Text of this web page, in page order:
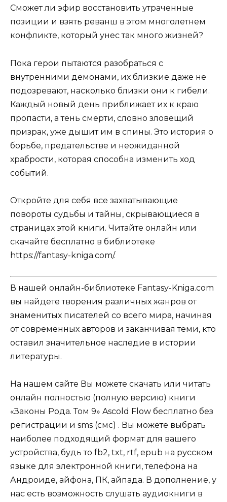
Сможет ли эфир восстановить утраченные
позиции и взять реванш в этом многолетнем
конфликте, который унес так много жизней?
Пока герои пытаются разобраться с
внутренними демонами, их близкие даже не
подозревают, насколько близки они к гибели.
Каждый новый день приближает их к краю
пропасти, а тень смерти, словно зловещий
призрак, уже дышит им в спины. Это история о
борьбе, предательстве и неожиданной
храбрости, которая способна изменить ход
событий.
Откройте для себя все захватывающие
повороты судьбы и тайны, скрывающиеся в
страницах этой книги. Читайте онлайн или
скачайте бесплатно в библиотеке
https://fantasy-kniga.com/.
В нашей онлайн-библиотеке Fantasy-Kniga.com
вы найдете творения различных жанров от
знаменитых писателей со всего мира, начиная
от современных авторов и заканчивая теми, кто
оставил значительное наследие в истории
литературы.
На нашем сайте Вы можете скачать или читать
онлайн полностью (полную версию) книги
«Законы Рода. Том 9» Ascold Flow бесплатно без
регистрации и sms (смс) . Вы можете выбрать
наиболее подходящий формат для вашего
устройства, будь то fb2, txt, rtf, epub на русском
языке для электронной книги, телефона на
Андроиде, айфона, ПК, айпада. В дополнение, у
нас есть возможность слушать аудиокниги в